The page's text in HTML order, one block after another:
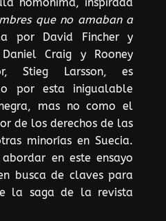
que no amaban a
por David Fincher y
Craig y Rooney
Stieg Larsson, es
por esta inigualable
mas no como el
de los derechos de las
minorías en Suecia.
abordar en este ensayo
busca de claves para
la saga de la revista